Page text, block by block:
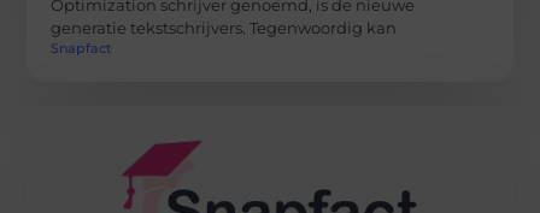
Optimization schrijver genoemd, is de nieuwe
generatie tekstschrijvers. Tegenwoordig kan
Snapfact